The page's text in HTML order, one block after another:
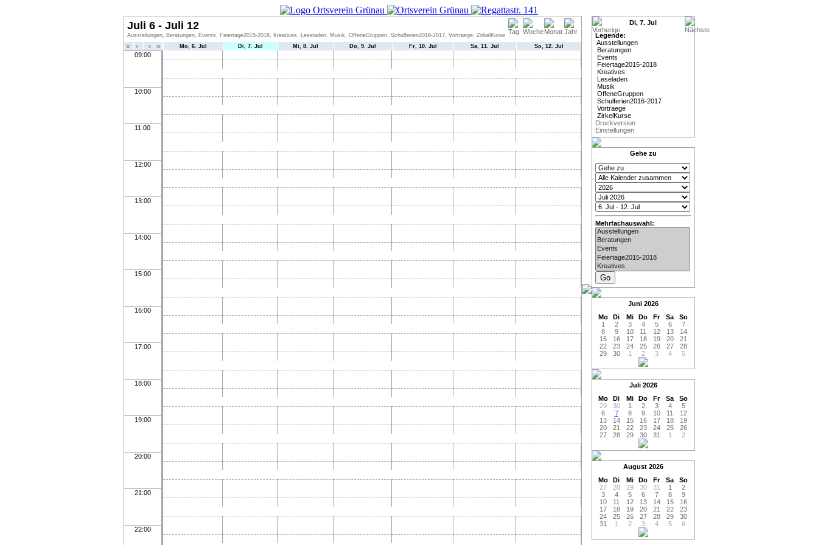
Juli 6 - Juli 12
Ausstellungen, Beratungen, Events, Feiertage2015-2018, Kreatives, Leseladen, Musik, OffeneGruppen, Schulferien2016-2017, Vortraege, ZirkelKurse
« ‹ › » Mo, 6. Jul Di, 7. Jul Mi, 8. Jul Do, 9. Jul Fr, 10. Jul Sa, 11. Jul So, 12. Jul
09:00
10:00
11:00
12:00
13:00
14:00
15:00
16:00
17:00
18:00
19:00
20:00
21:00
22:00
Di, 7. Jul
Legende:
Ausstellungen
Beratungen
Events
Feiertage2015-2018
Kreatives
Leseladen
Musik
OffeneGruppen
Schulferien2016-2017
Vortraege
ZirkelKurse
Druckversion
Einstellungen
Gehe zu
Mehrfachauswahl:
Juni 2026
Mo
Di Mi Do Fr Sa
So
1
2 3 4 5 6
7
8
9 10 11 12 13
14
15
16 17 18 19 20
21
22
23 24 25 26 27
28
29
30 1 2 3 4 5
Juli 2026
Mo
Di Mi Do Fr Sa
So
29
30 1 2 3 4
5
6
7 8 9 10 11
12
13
14 15 16 17 18
19
20
21 22 23 24 25
26
27
28 29 30 31 1 2
August 2026
Mo
Di Mi Do Fr Sa
So
27
28 29 30 31 1
2
3
4 5 6 7 8
9
10
11 12 13 14 15
16
17
18 19 20 21 22
23
24
25 26 27 28 29
30
31
1 2 3 4 5 6